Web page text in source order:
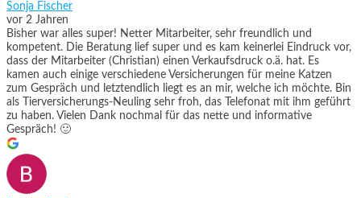
Sonja Fischer
vor 2 Jahren
Bisher war alles super! Netter Mitarbeiter, sehr freundlich und
kompetent. Die Beratung lief super und es kam keinerlei Eindruck vor,
dass der Mitarbeiter (Christian) einen Verkaufsdruck o.ä. hat. Es
kamen auch einige verschiedene Versicherungen für meine Katzen
zum Gespräch und letztendlich liegt es an mir, welche ich möchte. Bin
als Tierversicherungs-Neuling sehr froh, das Telefonat mit ihm geführt
zu haben. Vielen Dank nochmal für das nette und informative
Gespräch! 🙂